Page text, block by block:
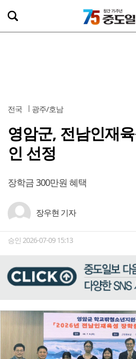
전국 광주/호남
영암군, 전남인재
인 선정
장학금 300만원 혜택
장우현 기자
승인 2026-07-09 15:13